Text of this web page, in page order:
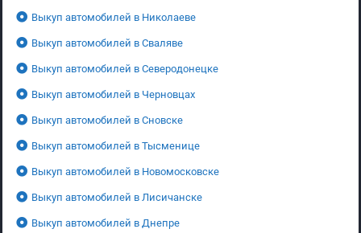
Выкуп автомобилей в Николаеве
Выкуп автомобилей в Сваляве
Выкуп автомобилей в Северодонецке
Выкуп автомобилей в Черновцах
Выкуп автомобилей в Сновске
Выкуп автомобилей в Тысменице
Выкуп автомобилей в Новомосковске
Выкуп автомобилей в Лисичанске
Выкуп автомобилей в Днепре